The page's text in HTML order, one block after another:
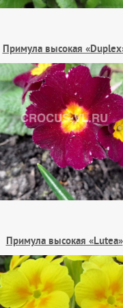
Примула высокая
Примула высокая «Lutea»